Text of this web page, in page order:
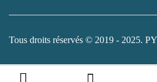
Tous droits réservés © 2019 - 2025.